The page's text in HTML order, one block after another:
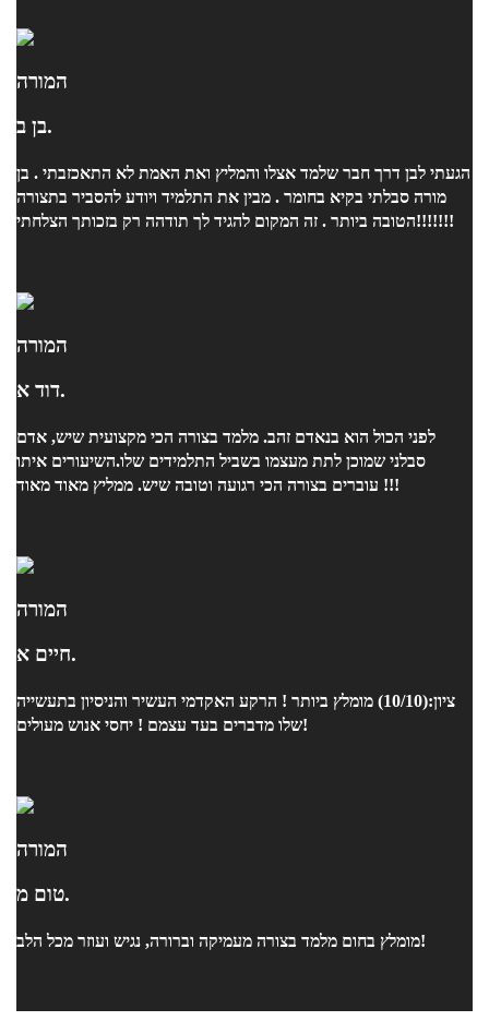
המורה
בן ב.
הגעתי לבן דרך חבר שלמד אצלו והמליץ ואת האמת לא התאכזבתי . בן
מורה סבלתי בקיא בחומר . מבין את התלמיד ויודע להסביר בתצורה
הטובה ביותר . זה המקום להגיד לך תודהה רק בזכותך הצלחתי!!!!!!!
המורה
דוד א.
לפני הכול הוא בנאדם זהב. מלמד בצורה הכי מקצועית שיש, אדם
סבלני שמוכן לתת מעצמו בשביל התלמידים שלו.השיעורים איתו
עוברים בצורה הכי רגועה וטובה שיש. ממליץ מאוד מאוד !!!
המורה
חיים א.
ציון:(10/10) מומלץ ביותר ! הרקע האקדמי העשיר והניסיון בתעשייה
שלו מדברים בעד עצמם ! יחסי אנוש מעולים!
המורה
טום מ.
מומלץ בחום מלמד בצורה מעמיקה וברורה, נגיש ועוזר מכל הלב!